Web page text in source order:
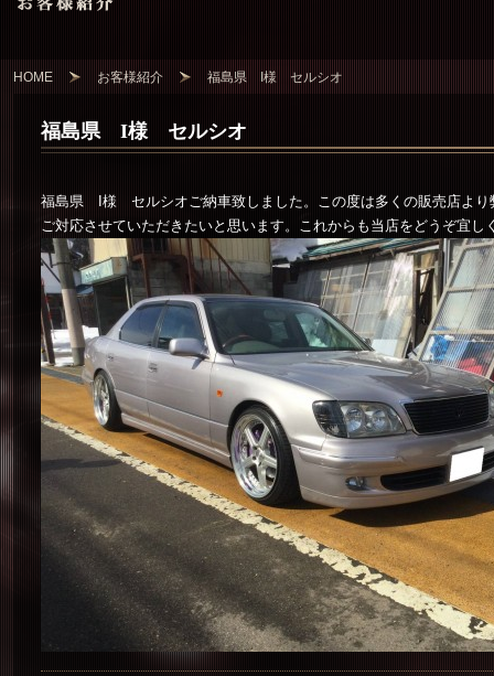
HOME お客様紹介 福島県 I様 セルシオ
福島県 I様 セルシオ
福島県 I様 セルシオご納車致しました。この度は多くの販売店より
ご対応させていただきたいと思います。これからも当店をどうぞ宜